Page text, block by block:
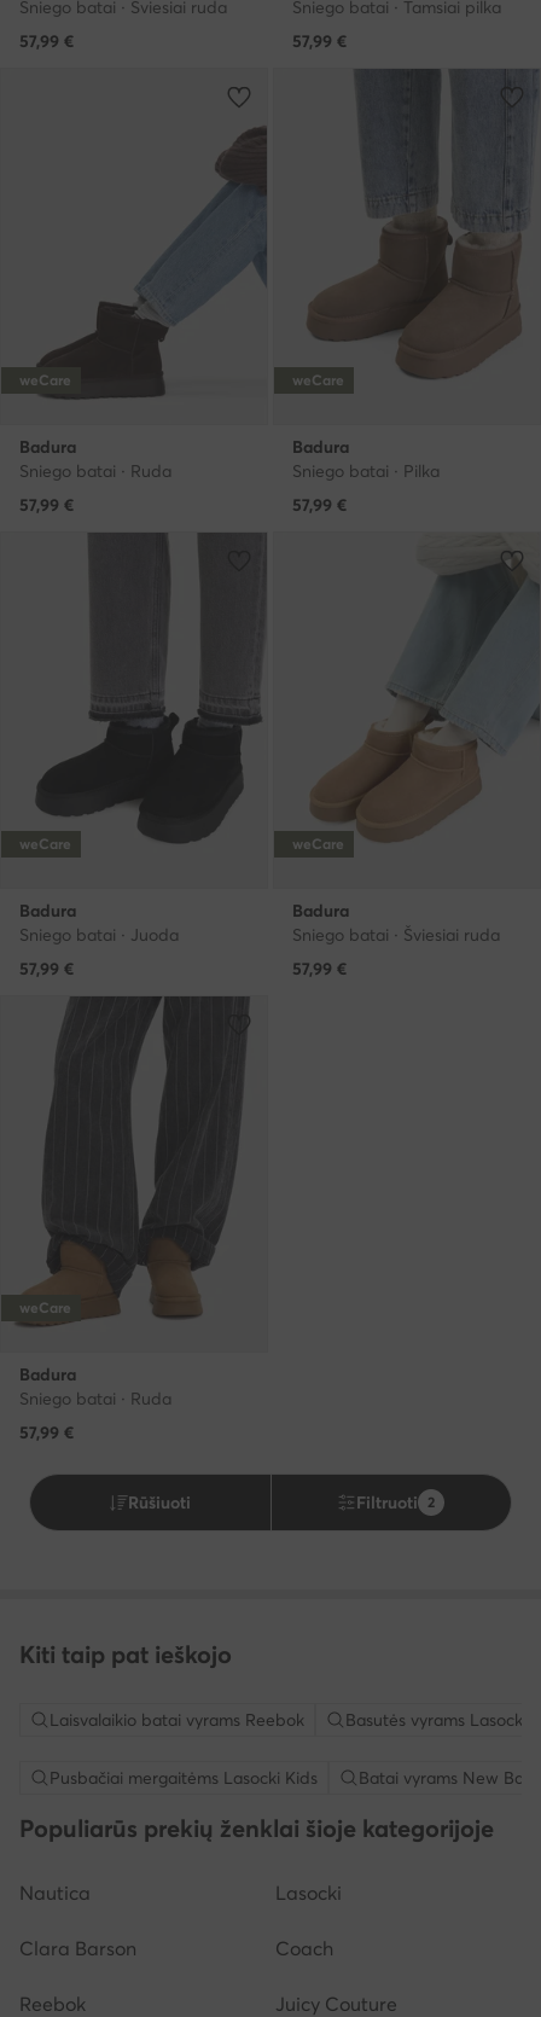
Sniego batai · Šviesiai ruda
57,99 €
Sniego batai · Tamsiai pilka
57,99 €
weCare
Badura
Sniego batai · Ruda
57,99 €
weCare
Badura
Sniego batai · Pilka
57,99 €
weCare
Badura
Sniego batai · Juoda
57,99 €
weCare
Badura
Sniego batai · Šviesiai ruda
57,99 €
weCare
Badura
Sniego batai · Ruda
57,99 €
Rūšiuoti Filtruoti 2
Kiti taip pat ieškojo
Laisvalaikio batai vyrams Reebok Basutės vyrams Lasocki
Pusbačiai mergaitėms Lasocki Kids Batai vyrams New
Populiarūs prekių ženklai šioje kategorijoje
Nautica Lasocki
Clara Barson Coach
Reebok Juicy Couture